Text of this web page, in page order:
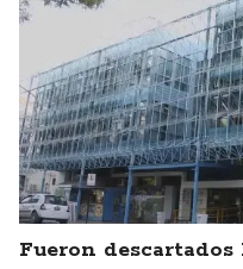
Fueron descartados